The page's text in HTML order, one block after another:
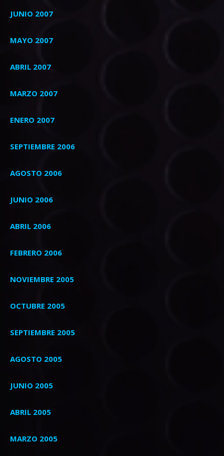
JUNIO 2007
MAYO 2007
ABRIL 2007
MARZO 2007
ENERO 2007
SEPTIEMBRE 2006
AGOSTO 2006
JUNIO 2006
ABRIL 2006
FEBRERO 2006
NOVIEMBRE 2005
OCTUBRE 2005
SEPTIEMBRE 2005
AGOSTO 2005
JUNIO 2005
ABRIL 2005
MARZO 2005